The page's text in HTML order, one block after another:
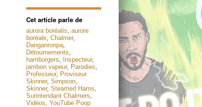
Cet article parle de
aurora boréalis, aurore
boréale, Chalmer,
Danganronpa,
Détournements,
hamburgers, Inspecteur,
jambon vapeur, Parodies,
Professeur, Proviseur
Skinner, Simpson,
Skinner, Steamed Hams,
Surintendant Chalmers,
Vidéos, YouTube Poop